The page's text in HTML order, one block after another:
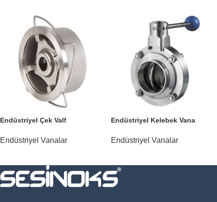
Endüstriyel Çek Valf
Endüstriyel Vanalar
Endüstriyel Kelebek Vana
Endüstriyel Vanalar